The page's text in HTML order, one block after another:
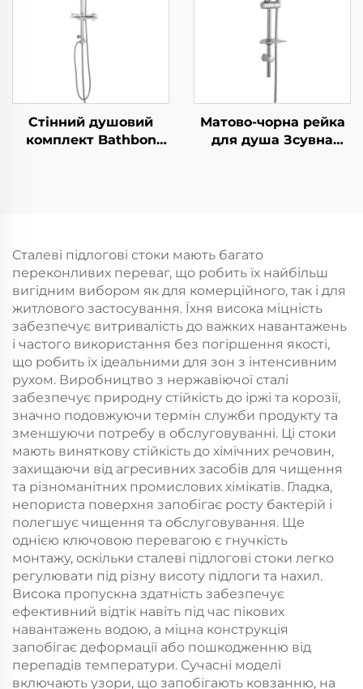
антизабивна розсипь
для легкого
прибирання
антизабивна розсипь
для легкого
прибирання
Стінний душовий
комплект Bathbon
Вигідна пропозиція
Матово-чорна рейка
для душа Зсувна
Сталеві підлогові стоки мають багато
переконливих переваг, що робить їх найбільш
вигідним вибором як для комерційного, так і для
житлового застосування. Їхня висока міцність
забезпечує витривалість до важких навантажень
і частого використання без погіршення якості,
що робить їх ідеальними для зон з інтенсивним
рухом. Виробництво з нержавіючої сталі
забезпечує природну стійкість до іржі та корозії,
значно подовжуючи термін служби продукту та
зменшуючи потребу в обслуговуванні. Ці стоки
мають виняткову стійкість до хімічних речовин,
захищаючи від агресивних засобів для чищення
та різноманітних промислових хімікатів. Гладка,
непориста поверхня запобігає росту бактерій і
полегшує чищення та обслуговування. Ще
однією ключовою перевагою є гнучкість
монтажу, оскільки сталеві підлогові стоки легко
регулювати під різну висоту підлоги та нахил.
Висока пропускна здатність забезпечує
ефективний відтік навіть під час пікових
навантажень водою, а міцна конструкція
запобігає деформації або пошкодженню від
перепадів температури. Сучасні моделі
включають узори, що запобігають ковзанню, на